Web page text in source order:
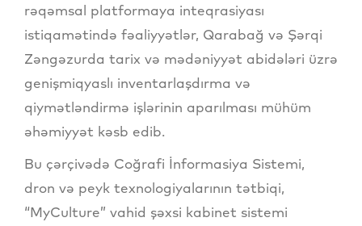
rəqəmsal platformaya inteqrasiyası
istiqamətində fəaliyyətlər, Qarabağ və Şərqi
Zəngəzurda tarix və mədəniyyət abidələri üzrə
genişmiqyaslı inventarlaşdırma və
qiymətləndirmə işlərinin aparılması mühüm
əhəmiyyət kəsb edib.
Bu çərçivədə Coğrafi İnformasiya Sistemi,
dron və peyk texnologiyalarının tətbiqi,
“MyCulture” vahid şəxsi kabinet sistemi